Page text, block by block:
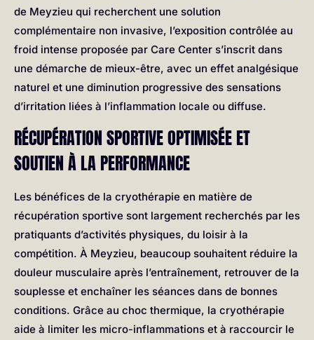
de Meyzieu qui recherchent une solution
complémentaire non invasive, l’exposition contrôlée au
froid intense proposée par Care Center s’inscrit dans
une démarche de mieux-être, avec un effet analgésique
naturel et une diminution progressive des sensations
d’irritation liées à l’inflammation locale ou diffuse.
RÉCUPÉRATION SPORTIVE OPTIMISÉE ET
SOUTIEN À LA PERFORMANCE
Les bénéfices de la cryothérapie en matière de
récupération sportive sont largement recherchés par les
pratiquants d’activités physiques, du loisir à la
compétition. À Meyzieu, beaucoup souhaitent réduire la
douleur musculaire après l’entraînement, retrouver de la
souplesse et enchaîner les séances dans de bonnes
conditions. Grâce au choc thermique, la cryothérapie
aide à limiter les micro-inflammations et à raccourcir le